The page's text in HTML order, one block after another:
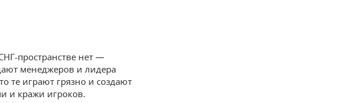
пространстве нет —
менеджеров и лидера
те играют грязно и создают
и кражи игроков.